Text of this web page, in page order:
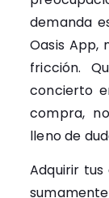
demanda
Oasis App,
fricción.
concierto
compra,
lleno de
Adquirir tus